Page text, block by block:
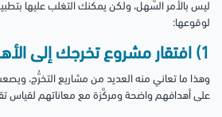
ليس بالأمر السَّهل، ولكن يمكنك التغلب عليها
لوقوعها:
1) افتقار مشروع تخرجك إلى الأهداف الواضحة
وهذا ما تعاني منه العديد من مشاريع التخرُّج،
على أهدافهم واضحة ومركَّزة مع معاناتهم لقياس